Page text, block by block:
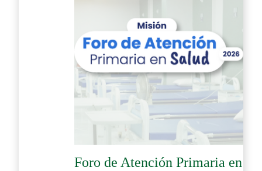
Foro de Atención Primaria en